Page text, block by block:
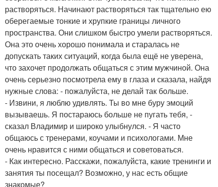
растворяться. Начинают растворяться так тщательно ею
оберегаемые тонкие и хрупкие границы личного
пространства. Они слишком быстро умели растворяться.
Она это очень хорошо понимала и старалась не
допускать таких ситуаций, когда была ещё не уверена,
что захочет продолжать общаться с этим мужчиной. Она
очень серьезно посмотрела ему в глаза и сказала, найдя
нужные слова: - пожалуйста, не делай так больше.
- Извини, я люблю удивлять. Ты во мне буру эмоций
вызываешь. Я постараюсь больше не пугать тебя, -
сказал Владимир и широко улыбнулся. - Я часто
общаюсь с тренерами, коучами и психологами. Мне
очень нравится с ними общаться и советоваться.
- Как интересно. Расскажи, пожалуйста, какие тренинги и
занятия ты посещал? Возможно, у нас есть общие
знакомые?